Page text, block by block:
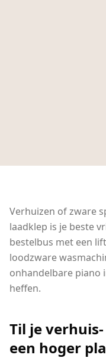
Verhuizen of zware
laadklep is je beste
bestelbus met een
loodzware
onhandelbare piano
heffen.
Til je
een hoger